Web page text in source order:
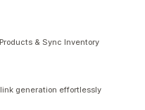
& Sync Inventory
generation effortlessly